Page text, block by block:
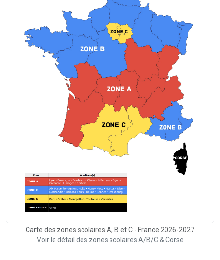
Carte des zones scolaires A, B et C - France 2026-2027
Voir le détail des zones scolaires A/B/C & Corse